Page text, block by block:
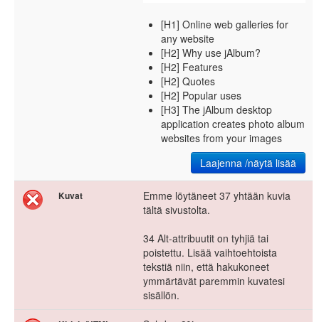
[H1] Online web galleries for
any website
[H2] Why use jAlbum?
[H2] Features
[H2] Quotes
[H2] Popular uses
[H3] The jAlbum desktop
application creates photo album
websites from your images
Laajenna /näytä lisää
Kuvat
Emme löytäneet 37 yhtään kuvia
tältä sivustolta.
34 Alt-attribuutit on tyhjiä tai
poistettu. Lisää vaihtoehtoista
tekstiä niin, että hakukoneet
ymmärtävät paremmin kuvatesi
sisällön.